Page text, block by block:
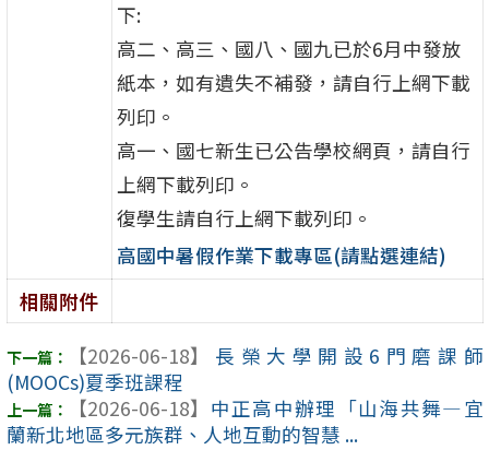
下:
高二、高三、國八、國九已於6月中發放
紙本，如有遺失不補發，請自行上網下載
列印。
高一、國七新生已公告學校網頁，請自行
上網下載列印。
復學生請自行上網下載列印。
高國中暑假作業下載專區(請點選連結)
相關附件
【2026-06-18】
長榮大學開設6門磨課師
(MOOCs)夏季班課程
【2026-06-18】 中正高中辦理「山海共舞—宜
蘭新北地區多元族群、人地互動的智慧 ...